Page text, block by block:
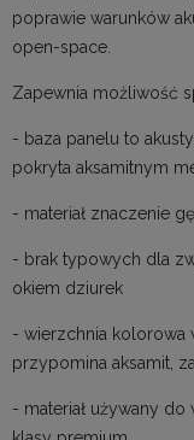
poprawie warunków
open-space.
Zapewnia możliwość
- baza panelu to
pokryta aksamitnym
- materiał znaczenie
- brak typowych dla
okiem dziurek
- wierzchnia kolorowa
przypomina aksamit,
- materiał używany